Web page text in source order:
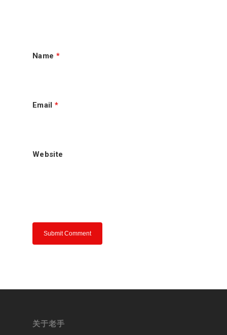
Name *
Email *
Website
关于老手